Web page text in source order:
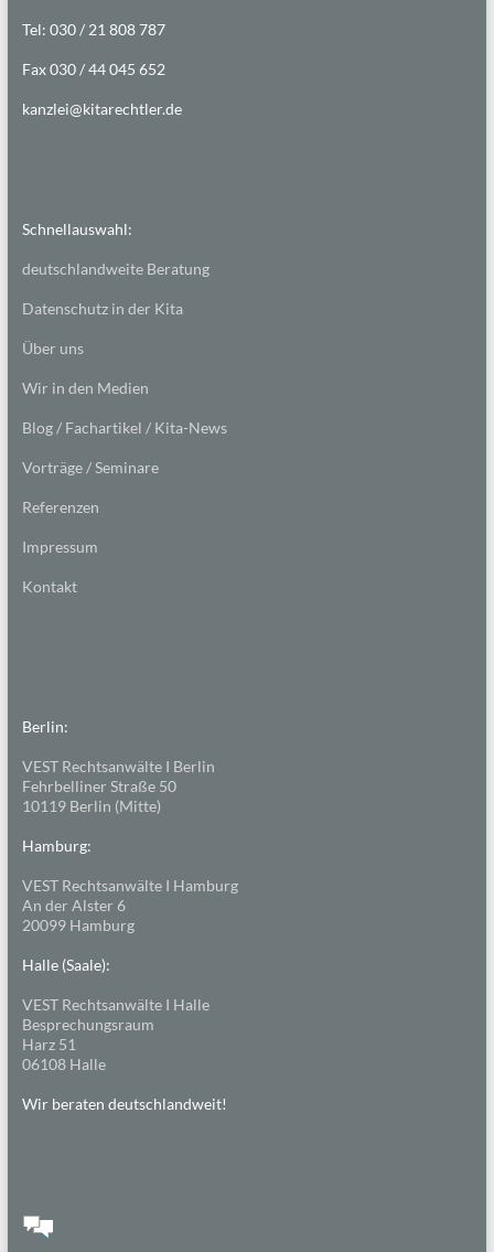
Tel: 030 / 21 808 787
Fax 030 / 44 045 652
kanzlei@kitarechtler.de
Schnellauswahl:
deutschlandweite Beratung
Datenschutz in der Kita
Über uns
Wir in den Medien
Blog / Fachartikel / Kita-News
Vorträge / Seminare
Referenzen
Impressum
Kontakt
Berlin:
VEST Rechtsanwälte I Berlin
Fehrbelliner Straße 50
10119 Berlin (Mitte)
Hamburg:
VEST Rechtsanwälte I Hamburg
An der Alster 6
20099 Hamburg
Halle (Saale):
VEST Rechtsanwälte I Halle
Besprechungsraum
Harz 51
06108 Halle
Wir beraten deutschlandweit!